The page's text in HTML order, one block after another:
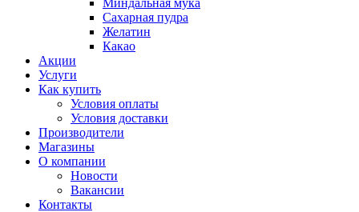
Миндальная мука
Сахарная пудра
Желатин
Какао
Акции
Услуги
Как купить
Условия оплаты
Условия доставки
Производители
Магазины
О компании
Новости
Вакансии
Контакты